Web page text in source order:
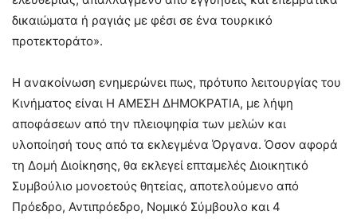
δικαιώματα ή ραγιάς με φέσι σε ένα τουρκικό
προτεκτοράτο».
Η ανακοίνωση ενημερώνει πως, πρότυπο λειτουργίας του
Κινήματος είναι Η ΑΜΕΣΗ ΔΗΜΟΚΡΑΤΙΑ, με λήψη
αποφάσεων από την πλειοψηφία των μελών και
υλοποίησή τους από τα εκλεγμένα Όργανα. Όσον αφορά
τη Δομή Διοίκησης, θα εκλεγεί επταμελές Διοικητικό
Συμβούλιο μονοετούς θητείας, αποτελούμενο από
Πρόεδρο, Αντιπρόεδρο, Νομικό Σύμβουλο και 4